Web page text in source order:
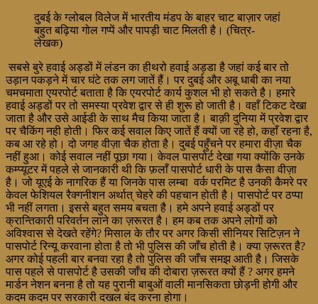
दुबई के ग्लोबल विलेज में भारतीय मंडप के बाहर चाट बाज़ार जहां
बहुत बढ़िया गोल गप्पें और पापड़ी चाट मिलती है। (चित्र-
लेखक)
सबसे बुरे हवाई अड्डों में लंडन का हीथरो हवाई अड्डा है जहां कई बार तो
उड़ान पकड़ने में चार घंटे तक लग जातें हैं। पर दुबई और अबू धाबी का नया
चमचमाता एयरपोर्ट बताता है कि एयरपोर्ट कार्य कुशल भी हो सकते है। हमारे
हवाई अड्डों पर तो समस्या प्रवेश द्वार से ही शुरू हो जाती है। वहाँ टिकट देखा
जाता है और उसे आईडी के साथ मैच किया जाता है। बाक़ी दुनिया में प्रवेश द्वार
पर चैकिंग नही होती। फिर कई सवाल किए जातें हैं क्यों जा रहे हो, कहाँ रहना है,
कब आ रहे हो। दो जगह वीज़ा चैक होता है। दुबई पहुँचने पर हमारा वीज़ा चैक
नहीं हुआ। कोई सवाल नहीं पूछा गया। केवल पासपोर्ट देखा गया क्योंकि उनके
कम्प्यूटर में पहले से जानकारी थी कि फ़लाँ पासपोर्ट धारी के पास कैसा वीज़ा
है। जो यूएई के नागरिक हैं या जिनके पास लम्बा वर्क परमिट है उनकी कैमरे पर
केवल फेशियल रैक्गनीशन अर्थात् चेहरे की पहचान होती है। पासपोर्ट पर ठप्पा
भी नहीं लगता। इससे बहुत समय बचता है। हमे अपने हवाई अड्डों पर
क्रान्तिकारी परिवर्तन लाने का ज़रूरत है। हम कब तक अपने लोगों को
अविश्वास से देखते रहेंगे? मिसाल के तौर पर अगर किसी सीनियर सिटिज़न ने
पासपोर्ट रिन्यू करवाना होता है तो भी पुलिस की जाँच होती है। क्या ज़रूरत है?
अगर कोई पहली बार बनवा रहा है तो पुलिस की जाँच समझ आती है। जिसके
पास पहले से पासपोर्ट है उसकी जाँच की दोबारा ज़रूरत क्यों हैं ? अगर हमने
मार्डन नेशन बनना है तो यह पुरानी बाबुओं वाली मानसिकता छोड़नी होगी और
कदम कदम पर सरकारी दखल बंद करना होगा।